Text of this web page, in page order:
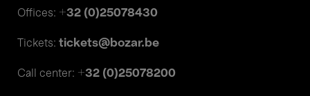
Offices: +32 (0)25078430
Tickets: tickets@bozar.be
Call center: +32 (0)25078200